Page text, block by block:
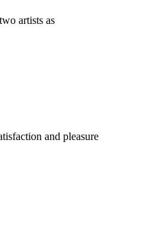
artists as
and pleasure